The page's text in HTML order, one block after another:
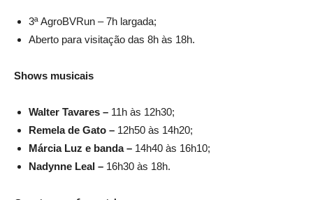
3ª AgroBVRun – 7h largada;
Aberto para visitação das 8h às 18h.
Shows musicais
Walter Tavares – 11h às 12h30;
Remela de Gato – 12h50 às 14h20;
Márcia Luz e banda – 14h40 às 16h10;
Nadynne Leal – 16h30 às 18h.